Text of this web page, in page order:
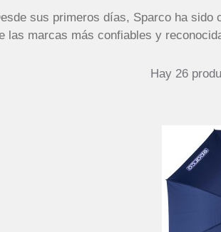
sus primeros días, Sparco ha sido
las marcas más confiables y
Hay 26